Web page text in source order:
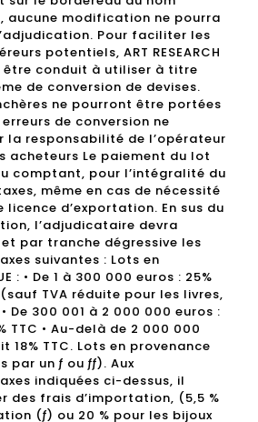
aucune modification ne pourra
Pour faciliter les
potentiels, ART RESEARCH
être conduit à utiliser à titre
de conversion de devises.
ne pourront être portées
de conversion ne
la responsabilité de l’opérateur
acheteurs Le paiement du lot
comptant, pour l’intégralité du
même en cas de nécessité
licence d’exportation. En sus du
l’adjudicataire devra
par tranche dégressive les
suivantes : Lots en
: • De 1 à 300 000 euros : 25%
(sauf TVA réduite pour les livres,
De 300 001 à 2 000 000 euros :
TTC • Au-delà de 2 000 000
18% TTC. Lots en provenance
par un ƒ ou ƒƒ). Aux
indiquées ci-dessus, il
des frais d’importation, (5,5 %
(ƒ) ou 20 % pour les bijoux